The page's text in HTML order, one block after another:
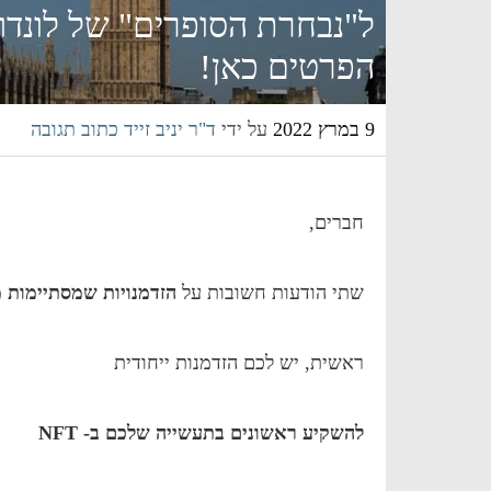
ל"נבחרת הסופרים" של
הפרטים כאן!
9 במרץ 2022 על ידי ד"ר יניב זייד כתוב תגובה
חברים,
שתי הודעות חשובות על הזדמנויות שמסתיימות
ראשית, יש לכם הזדמנות ייחודית
להשקיע ראשונים בתעשייה שלכם ב- NFT